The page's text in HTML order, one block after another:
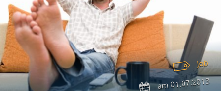
Job
am01.07.2013